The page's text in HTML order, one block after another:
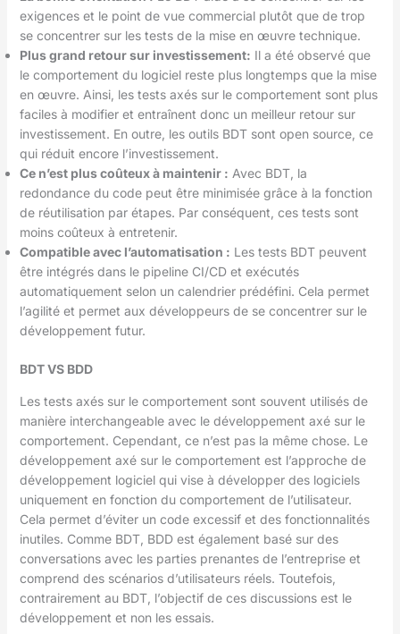
exigences et le point de vue commercial plutôt que de trop
se concentrer sur les tests de la mise en œuvre technique.
Plus grand retour sur investissement: Il a été observé que
le comportement du logiciel reste plus longtemps que la mise
en œuvre. Ainsi, les tests axés sur le comportement sont plus
faciles à modifier et entraînent donc un meilleur retour sur
investissement. En outre, les outils BDT sont open source, ce
qui réduit encore l’investissement.
Ce n’est plus coûteux à maintenir : Avec BDT, la
redondance du code peut être minimisée grâce à la fonction
de réutilisation par étapes. Par conséquent, ces tests sont
moins coûteux à entretenir.
Compatible avec l’automatisation : Les tests BDT peuvent
être intégrés dans le pipeline CI/CD et exécutés
automatiquement selon un calendrier prédéfini. Cela permet
l’agilité et permet aux développeurs de se concentrer sur le
développement futur.
BDT VS BDD
Les tests axés sur le comportement sont souvent utilisés de
manière interchangeable avec le développement axé sur le
comportement. Cependant, ce n’est pas la même chose. Le
développement axé sur le comportement est l’approche de
développement logiciel qui vise à développer des logiciels
uniquement en fonction du comportement de l’utilisateur.
Cela permet d’éviter un code excessif et des fonctionnalités
inutiles. Comme BDT, BDD est également basé sur des
conversations avec les parties prenantes de l’entreprise et
comprend des scénarios d’utilisateurs réels. Toutefois,
contrairement au BDT, l’objectif de ces discussions est le
développement et non les essais.